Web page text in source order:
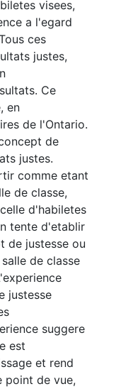
visees,
a l'egard
ces
justes,
Ce
en
de l'Ontario.
de
justes.
comme etant
de classe,
d'habiletes
tente d'etablir
de justesse ou
de classe
justesse
suggere
est
et rend
point de vue,